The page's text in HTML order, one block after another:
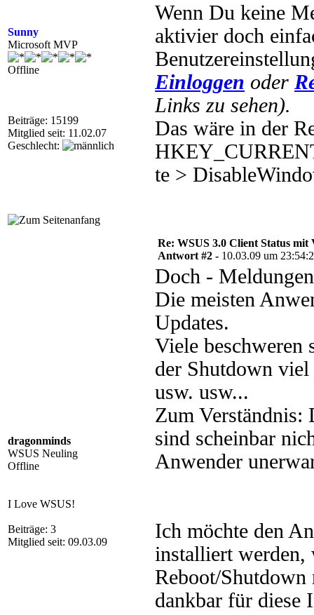
Sunny
Microsoft MVP
Offline
Beiträge: 15199
Mitglied seit: 11.02.07
Geschlecht:
Wenn Du keine
aktivier doch
Einloggen oder
Links zu sehen).
Das wäre in der
te >
dragonminds
WSUS Neuling
Offline
I Love WSUS!
Beiträge: 3
Mitglied seit: 09.03.09
Re: WSUS 3.0 Client Status
Antwort #2 - 10.03.09 um
Doch -
Die meisten
Updates.
Viele beschweren
der Shutdown viel
usw. usw...
Zum Verständnis:
sind scheinbar
Anwender
Ich möchte den
installiert werden,
Reboot/
dankbar für diese